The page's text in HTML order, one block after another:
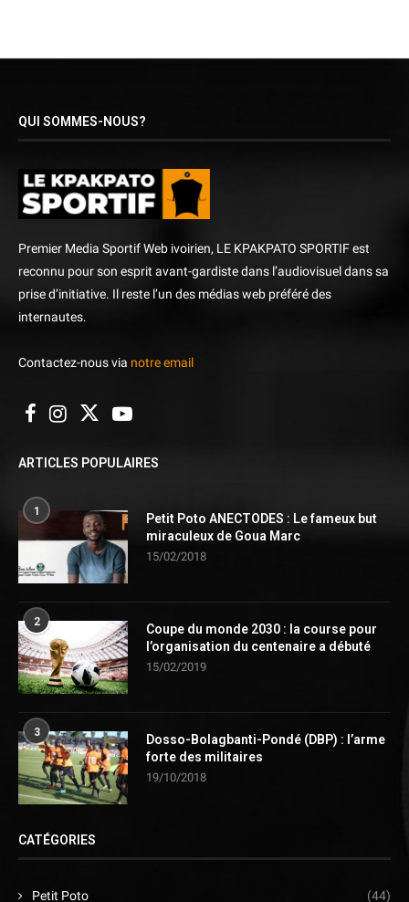
QUI SOMMES-NOUS?
Premier Media Sportif Web ivoirien, LE KPAKPATO SPORTIF est
reconnu pour son esprit avant-gardiste dans l’audiovisuel dans sa
prise d’initiative. Il reste l’un des médias web préféré des
internautes.
Contactez-nous via notre email
ARTICLES POPULAIRES
1
Petit Poto ANECTODES : Le fameux but
miraculeux de Goua Marc
15/02/2018
2
Coupe du monde 2030 : la course pour
l’organisation du centenaire a débuté
15/02/2019
3
Dosso-Bolagbanti-Pondé (DBP) : l’arme
forte des militaires
19/10/2018
CATÉGORIES
Petit Poto (44)